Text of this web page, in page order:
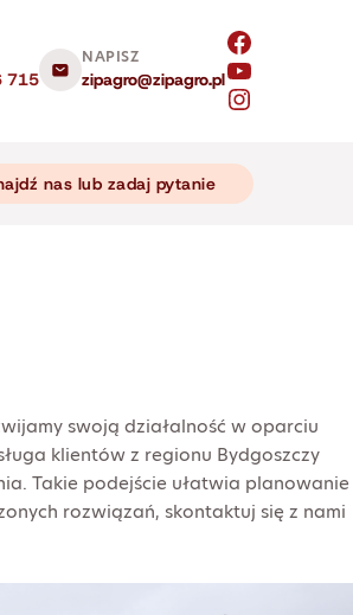
715
NAPISZ
zipagro@zipagro.pl
nas lub zadaj pytanie
swoją działalność w oparciu
klientów z regionu Bydgoszczy
Takie podejście ułatwia planowanie
rozwiązań, skontaktuj się z nami